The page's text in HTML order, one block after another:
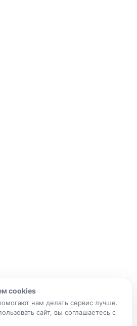
cookies
нам делать сервис лучше.
сайт, вы соглашаетесь с